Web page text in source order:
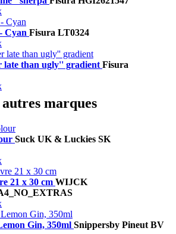
Cyan Fisura LT0324
than ugly'' gradientFisura
marques
Suck UK & Luckies SK
21 x 30 cm WIJCK
Gin, 350ml Snippersby Pineut BV